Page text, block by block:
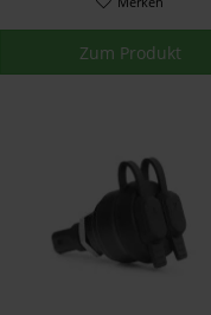
Zum Produkt